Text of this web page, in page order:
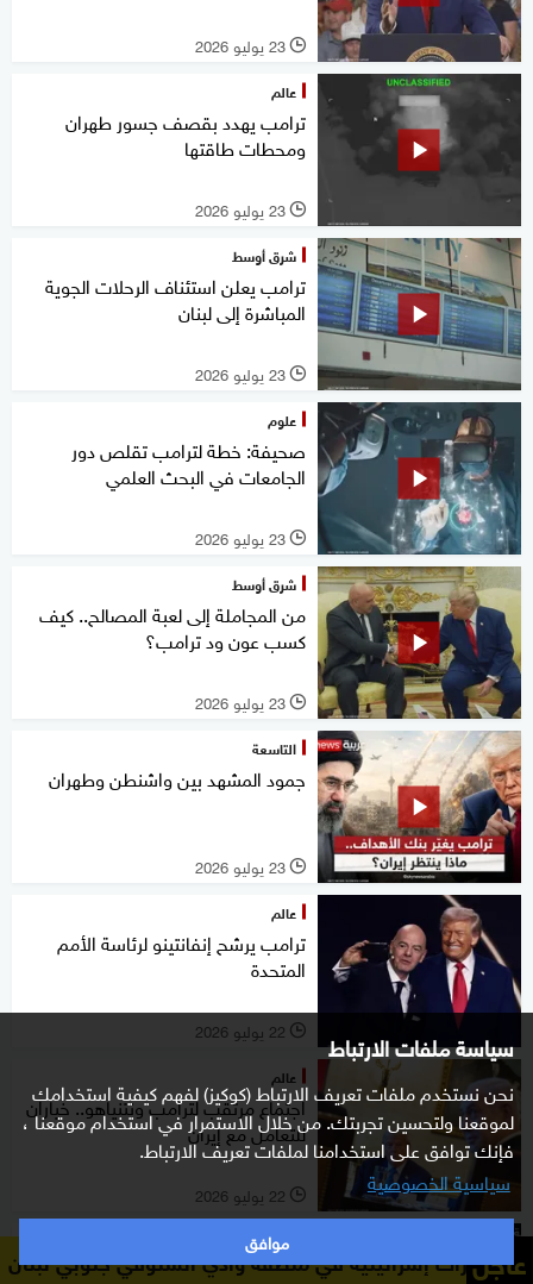
سياسة ملفات الارتباط
نحن نستخدم ملفات تعريف الارتباط (كوكيز) لفهم كيفية استخدامك
لموقعنا ولتحسين تجربتك. من خلال الاستمرار في استخدام موقعنا ،
فإنك توافق على استخدامنا لملفات تعريف الارتباط.
سياسية الخصوصية
موافق
l 23 يوليو 2026
عالم
ترامب يهدد بقصف جسور طهران
ومحطات طاقتها
l 23 يوليو 2026
شرق أوسط
ترامب يعلن استئناف الرحلات الجوية
المباشرة إلى لبنان
l 23 يوليو 2026
علوم
صحيفة: خطة لترامب تقلص دور
الجامعات في البحث العلمي
l 23 يوليو 2026
شرق أوسط
من المجاملة إلى لعبة المصالح.. كيف
كسب عون ود ترامب؟
l 23 يوليو 2026
التاسعة
جمود المشهد بين واشنطن وطهران
l 23 يوليو 2026
عالم
ترامب يرشح إنفانتينو لرئاسة الأمم
المتحدة
l 22 يوليو 2026
عالم
اجتماع مرتقب لترامب ونتنياهو.. خياران
للتعامل مع إيران
l 22 يوليو 2026
غرفة الأخبار
الشرق الأوسط.. تحديات مستمرة أمام عاجلفي منطقة وادي السلوقي جنوبي لبنان وسائل إعلام